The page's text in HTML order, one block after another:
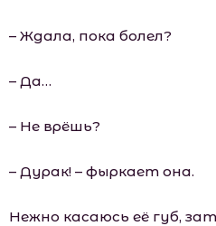
– Ждала, пока болел?
– Да…
– Не врёшь?
– Дурак! – фыркает она.
Нежно касаюсь её губ,